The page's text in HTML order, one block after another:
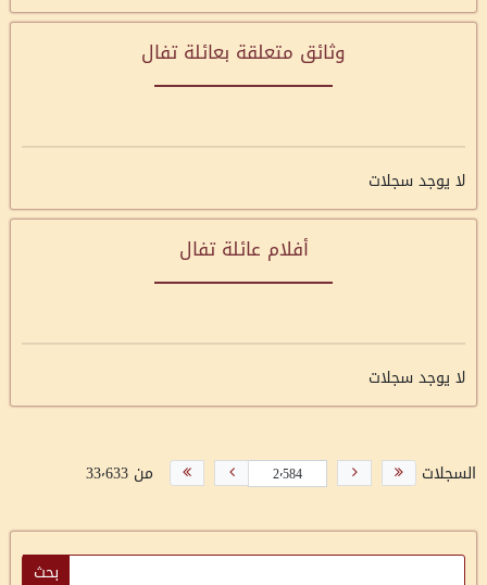
وثائق متعلقة بعائلة تفال
لا يوجد سجلات
أفلام عائلة تفال
لا يوجد سجلات
السجلات من 33٬633